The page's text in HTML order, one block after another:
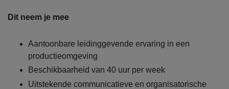
Dit neem je mee
Aantoonbare leidinggevende ervaring in een
productieomgeving
Beschikbaarheid van 40 uur per week
Uitstekende communicatieve en organisatorische